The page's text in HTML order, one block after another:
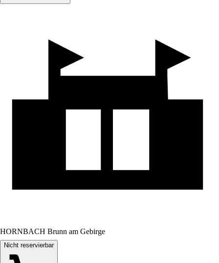
HORNBACH Brunn am Gebirge
Nicht reservierbar